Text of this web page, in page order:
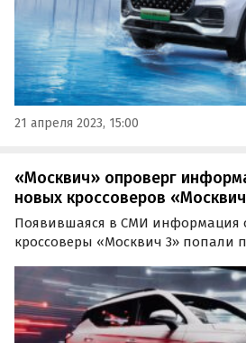
21 апреля 2023, 15:00
«Москвич» опроверг
новых кроссоверов
Появившаяся в СМИ информация
кроссоверы «Москвич 3» попали
дня» узнали от представителей
возрожденного в прошлом году